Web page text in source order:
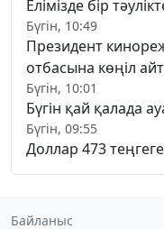
Елімізде бір
Бүгін, 10:49
Президент
отбасына көңіл
Бүгін, 10:01
Бүгін қай қалада
Бүгін, 09:55
Доллар 473
Байланыс